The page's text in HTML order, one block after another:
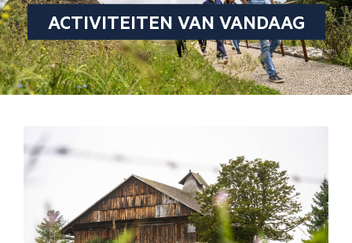
ACTIVITEITEN VAN VANDAAG